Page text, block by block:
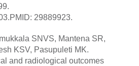
29889923.
SNVS, Mantena SR,
KSV, Pasupuleti MK.
and radiological outcomes